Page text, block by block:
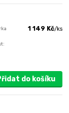
1 149 Kč/ks
do košíku